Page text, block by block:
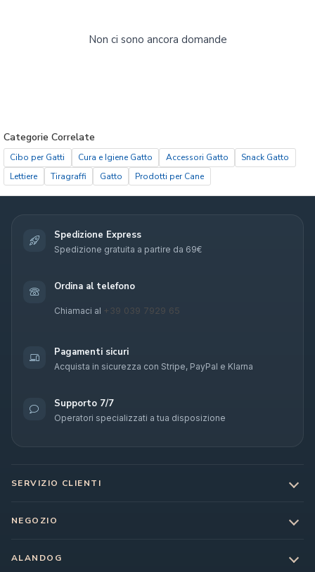
Non ci sono ancora domande
Categorie Correlate
Cibo per Gatti Cura e Igiene Gatto Accessori Gatto
Snack Gatto
Lettiere
Tiragraffi Gatto Prodotti per Cane
Spedizione Express
Spedizione gratuita a partire da 69€
Ordina al telefono
Chiamaci al +39 039 7929 65
Pagamenti sicuri
Acquista in sicurezza con Stripe, PayPal e Klarna
Supporto 7/7
Operatori specializzati a tua disposizione
SERVIZIO CLIENTI
NEGOZIO
ALANDOG